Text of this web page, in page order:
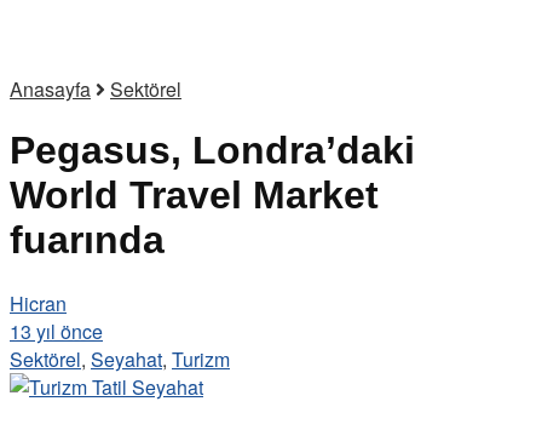
Anasayfa Sektörel
Pegasus, Londra’daki
World Travel Market
fuarında
Hicran
13 yıl önce
Sektörel, Seyahat, Turizm